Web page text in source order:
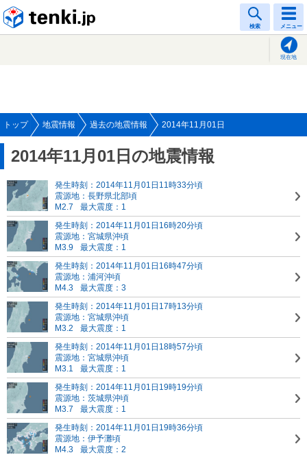
検索 メニュー
現在地
トップ 地震情報 過去の地震情報 2014年11月01日
2014年11月01日の地震情報
発生時刻：2014年11月01日11時33分頃
震源地：長野県北部頃
M2.7
最大震度：1
発生時刻：2014年11月01日16時20分頃
震源地：宮城県沖頃
M3.9
最大震度：1
発生時刻：2014年11月01日16時47分頃
震源地：浦河沖頃
M4.3
最大震度：3
発生時刻：2014年11月01日17時13分頃
震源地：宮城県沖頃
M3.2
最大震度：1
発生時刻：2014年11月01日18時57分頃
震源地：宮城県沖頃
M3.1
最大震度：1
発生時刻：2014年11月01日19時19分頃
震源地：茨城県沖頃
M3.7
最大震度：1
発生時刻：2014年11月01日19時36分頃
震源地：伊予灘頃
M4.3
最大震度：2